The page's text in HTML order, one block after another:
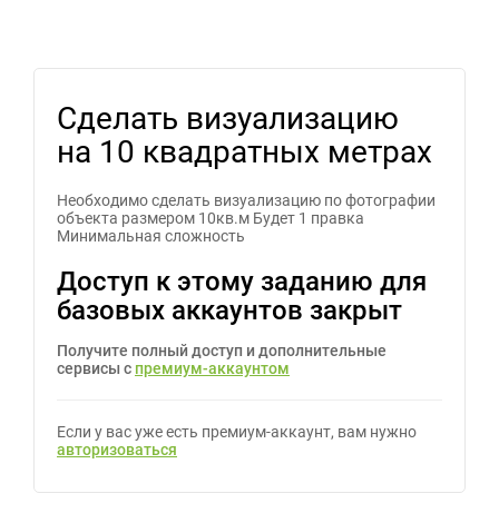
Сделать визуализацию
на 10 квадратных метрах
Необходимо сделать визуализацию по фотографии
объекта размером 10кв.м Будет 1 правка
Минимальная сложность
Доступ к этому заданию для
базовых аккаунтов закрыт
Получите полный доступ и дополнительные
сервисы с премиум-аккаунтом
Если у вас уже есть премиум-аккаунт, вам нужно
авторизоваться